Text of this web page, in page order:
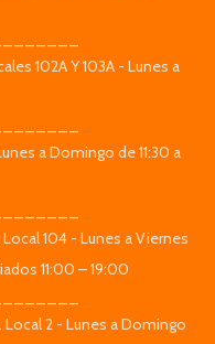
102A Y 103A - Lunes a
a Domingo de 11:30 a
104 - Lunes a Viernes
11:00 – 19:00
Local 2 - Lunes a Domingo